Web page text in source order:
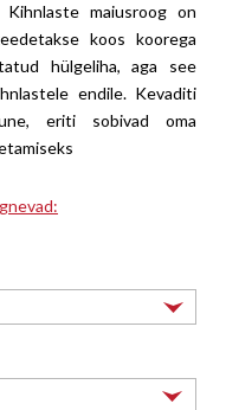
maiusroog on
koos koorega
hülgeliha, aga see
endile. Kevaditi
eriti sobivad oma